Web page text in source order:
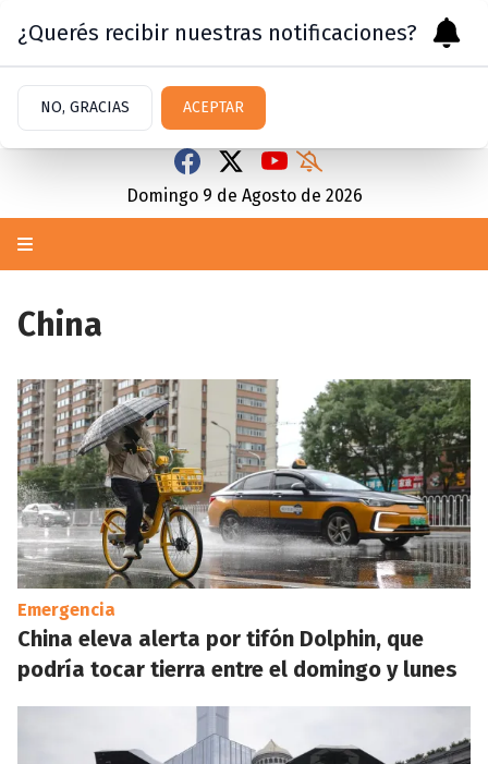
Domingo 9 de Agosto de 2026
China
Emergencia
China eleva alerta por tifón Dolphin, que
podría tocar tierra entre el domingo y lunes
¿Querés recibir nuestras notificaciones?
NO, GRACIAS ACEPTAR